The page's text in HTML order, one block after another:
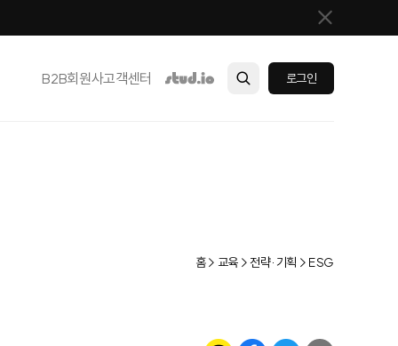
B2B회원사고객센터 로그인
홈 > 교육 > 전략·기획 > ESG